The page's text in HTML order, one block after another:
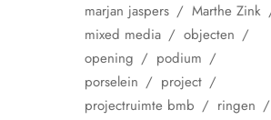
marjan jaspers
Marthe Zink
mixed media
objecten
opening
podium
porselein
project
projectruimte bmb
ringen